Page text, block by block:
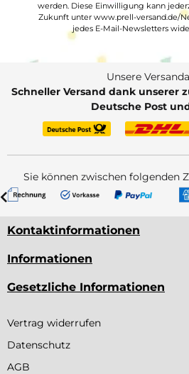
werden. Diese Einwilligung kann
Zukunft unter www.prell-versand.de/
jedes E-Mail-Newsletters
Unsere
Schneller Versand dank unserer
Deutsche Post
Sie können zwischen folgenden
Kontaktinformationen
Informationen
Gesetzliche Informationen
Vertrag widerrufen
Datenschutz
AGB